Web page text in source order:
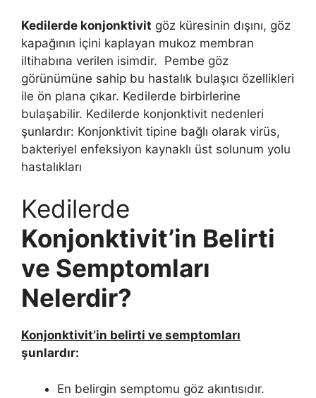
Kedilerde konjonktivit göz küresinin dışını, göz
kapağının içini kaplayan mukoz membran
iltihabına verilen isimdir. Pembe göz
görünümüne sahip bu hastalık bulaşıcı özellikleri
ile ön plana çıkar. Kedilerde birbirlerine
bulaşabilir. Kedilerde konjonktivit nedenleri
şunlardır: Konjonktivit tipine bağlı olarak virüs,
bakteriyel enfeksiyon kaynaklı üst solunum yolu
hastalıkları
Kedilerde
Konjonktivit’in Belirti
ve Semptomları
Nelerdir?
Konjonktivit’in belirti ve semptomları
şunlardır:
En belirgin semptomu göz akıntısıdır.